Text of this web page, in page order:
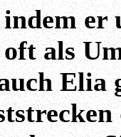
er
als
Elia